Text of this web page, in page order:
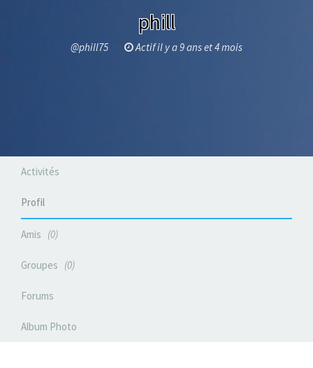
phill
@phill75 Actif il y a 9 ans et 4 mois
Activités
Profil
Amis 0
Groupes 0
Forums
Album Photo